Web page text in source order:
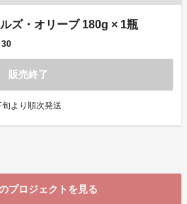
ズ・オリーブ 180g × 1瓶
30
販売終了
より順次発送
プロジェクトを見る